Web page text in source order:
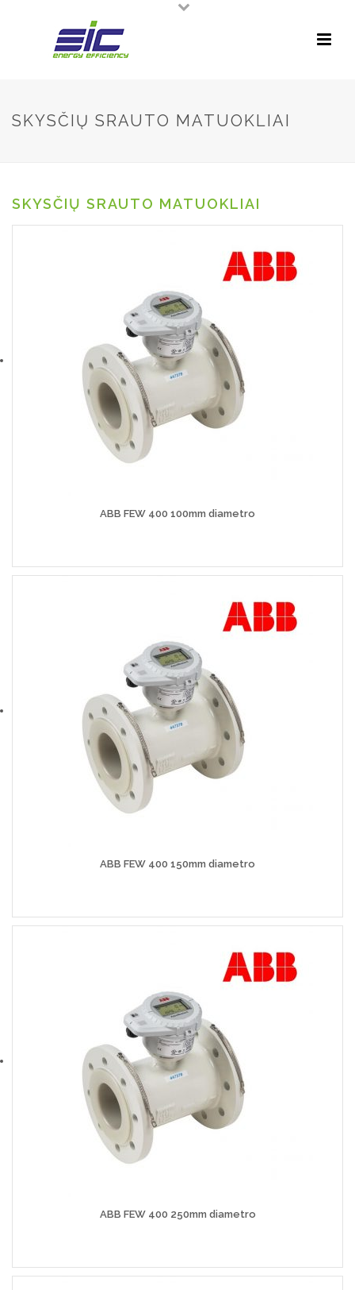
SKYSČIŲ SRAUTO MATUOKLIAI
SKYSČIŲ SRAUTO MATUOKLIAI
ABB FEW 400 100mm diametro
ABB FEW 400 150mm diametro
ABB FEW 400 250mm diametro